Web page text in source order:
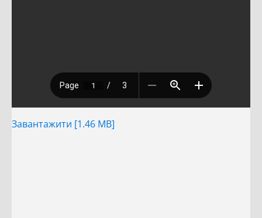
Завантажити [1.46 MB]